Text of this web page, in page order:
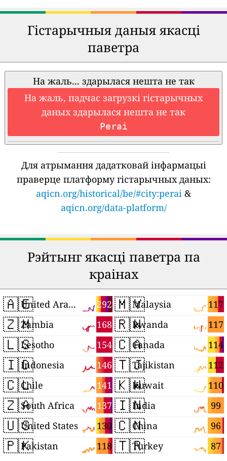
Гістарычныя даныя якасці
паветра
На жаль... здарылася нешта не так
На жаль, падчас загрузкі гістарычных
даных здарылася нешта не так
Perai
Для атрымання дадатковай інфармацыі
праверце платформу гістарычных даных:
aqicn.org/historical/be/#city:perai &
aqicn.org/data-platform/
Рэйтынг якасці паветра па
краінах
🇦🇪 292
United Arab Emirates
🇿🇲 168
Zambia
🇱🇸 154
Lesotho
🇮🇩 146
Indonesia
🇨🇱 141
Chile
🇿🇦 137
South Africa
🇺🇸 130
United States
🇵🇰 118
Pakistan
🇲🇾 117
Malaysia
🇷🇼 117
Rwanda
🇨🇦 114
Canada
🇹🇯 112
Tajikistan
🇰🇼 110
Kuwait
🇮🇳 99
India
🇨🇳 96
China
🇹🇷 87
Turkey